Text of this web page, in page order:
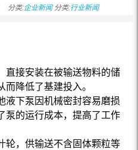
分类:企业新闻分类:行业新闻
直接安装在被输送物料的储
降低了基建投入。
液下泵因机械密封容易磨损
泵的运行成本，提高了工作
轮，供输送不含固体颗粒等